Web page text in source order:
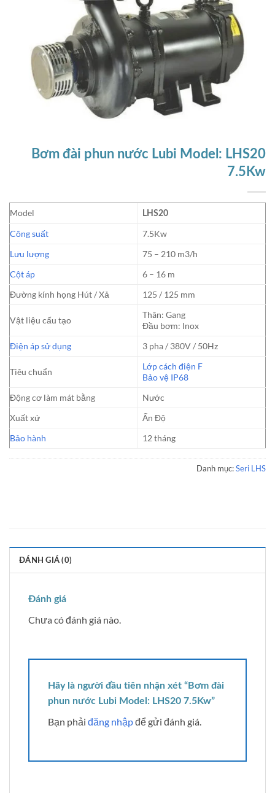
Bơm đài phun nước Lubi Model: LHS20
7.5Kw
Model LHS20
Công suất
7.5Kw
Lưu lượng
75 – 210 m3/h
Cột áp
6 – 16 m
Đường kính họng Hút / Xả
125 / 125 mm
Vật liệu cấu tạo
Thân: Gang
Đầu bơm: Inox
Điện áp sử dụng
3 pha / 380V / 50Hz
Tiêu chuẩn
Lớp cách điện F
Bảo vệ IP68
Động cơ làm mát bằng
Nước
Xuất xứ
Ấn Độ
Bảo hành
12 tháng
Danh mục:Seri LHS
ĐÁNH GIÁ (0)
Đánh giá
Chưa có đánh giá nào.
Hãy là người đầu tiên nhận xét “Bơm đài
phun nước Lubi Model: LHS20 7.5Kw”
Bạn phải đăng nhậpđể gửi đánh giá.